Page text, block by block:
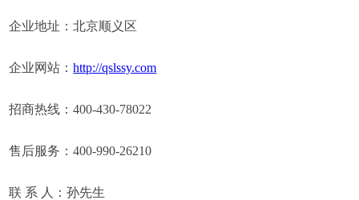
企业地址：北京顺义区
企业网站：http://qslssy.com
招商热线：400-430-78022
售后服务：400-990-26210
联 系 人：孙先生